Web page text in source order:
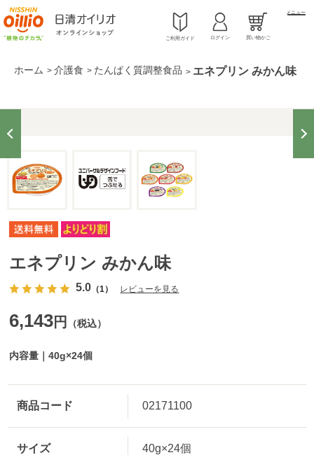
ご利用ガイド ログイン 買い物かご
メニュー
ホーム > 介護食 > たんぱく質調整食品 > エネプリン みかん味
エネプリン みかん味
5.0 （1） レビューを見る
内容量｜40g×24個
6,143円 （税込）
商品コード 02171100
サイズ 40g×24個